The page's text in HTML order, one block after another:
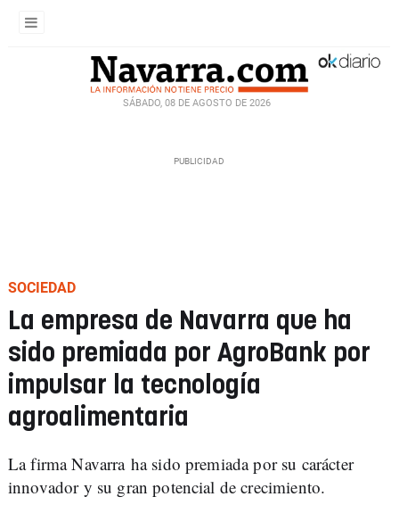
SÁBADO, 08 DE AGOSTO DE 2026
SOCIEDAD
La empresa de Navarra que ha
sido premiada por AgroBank por
impulsar la tecnología
agroalimentaria
La firma Navarra ha sido premiada por su carácter
innovador y su gran potencial de crecimiento.